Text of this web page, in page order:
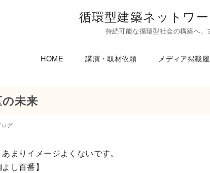
循環型建築ネットワ
持続可能な循環型社会の構築へ。
HOME 講演・取材依頼 メディア掲載
未来
ログ
まりイメージよくないです。
し百番】